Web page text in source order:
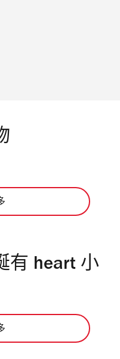
有 heart 小